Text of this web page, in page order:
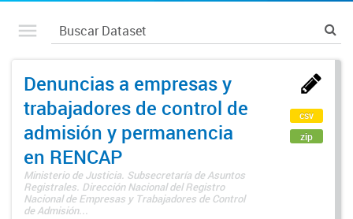
Denuncias a empresas y
trabajadores de control de
admisión y permanencia
en RENCAP
Ministerio de Justicia. Subsecretaría de Asuntos
Registrales. Dirección Nacional del Registro
Nacional de Empresas y Trabajadores de Control
de Admisión...
csv
zip